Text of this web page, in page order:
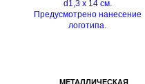
МЕТАЛЛИЧЕСКАЯ